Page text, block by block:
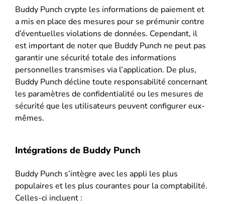
Buddy Punch crypte les informations de paiement et
a mis en place des mesures pour se prémunir contre
d’éventuelles violations de données. Cependant, il
est important de noter que Buddy Punch ne peut pas
garantir une sécurité totale des informations
personnelles transmises via l’application. De plus,
Buddy Punch décline toute responsabilité concernant
les paramètres de confidentialité ou les mesures de
sécurité que les utilisateurs peuvent configurer eux-
mêmes.
Intégrations de Buddy Punch
Buddy Punch s’intègre avec les appli les plus
populaires et les plus courantes pour la comptabilité.
Celles-ci incluent :